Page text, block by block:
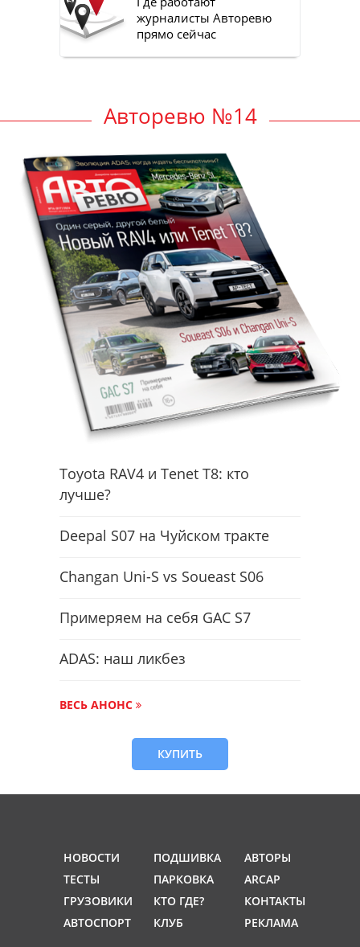
журналисты Авторевю
прямо сейчас
Авторевю №14
Toyota RAV4 и Tenet T8: кто
лучше?
Deepal S07 на Чуйском тракте
Changan Uni-S vs Soueast S06
Примеряем на себя GAC S7
ADAS: наш ликбез
ВЕСЬ АНОНС
КУПИТЬ
НОВОСТИ
ТЕСТЫ
ГРУЗОВИКИ
АВТОСПОРТ
ПОДШИВКА
ПАРКОВКА
КТО ГДЕ?
КЛУБ
АВТОРЫ
ARCAP
КОНТАКТЫ
РЕКЛАМА